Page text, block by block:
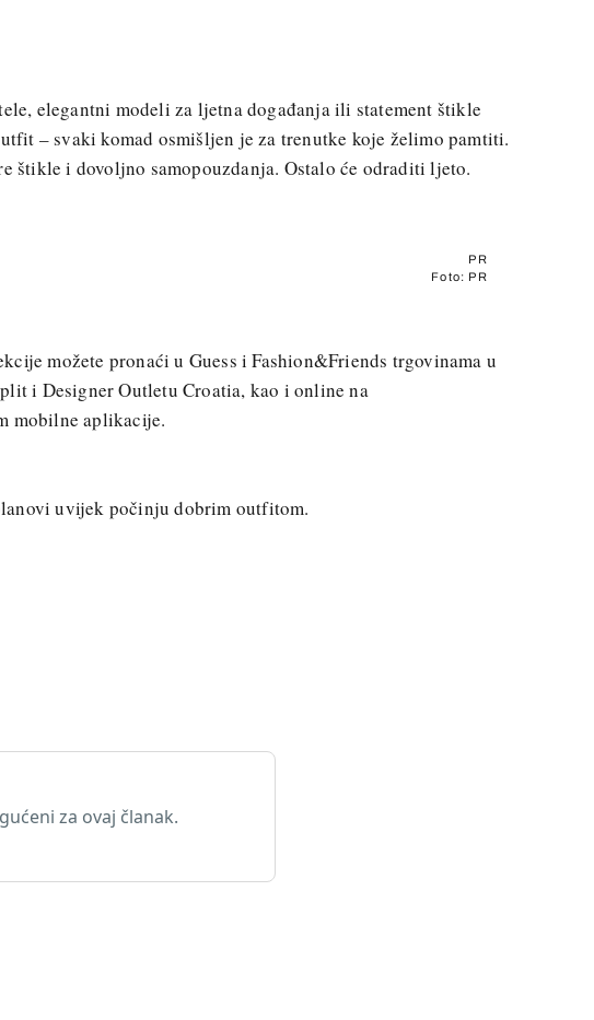
elegantni modeli za ljetna događanja ili statement štikle
– svaki komad osmišljen je za trenutke koje želimo pamtiti.
štikle i dovoljno samopouzdanja. Ostalo će odraditi ljeto.
PR
Foto: PR
možete pronaći u Guess i Fashion&Friends trgovinama u
i Designer Outletu Croatia, kao i online na
mobilne aplikacije.
uvijek počinju dobrim outfitom.
za ovaj članak.